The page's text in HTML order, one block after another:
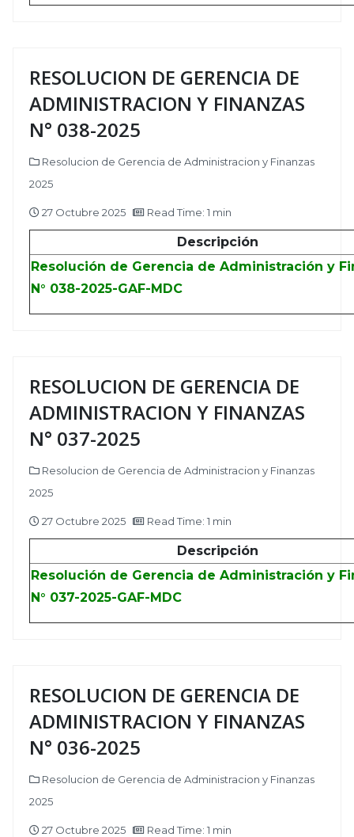
RESOLUCION DE GERENCIA DE
ADMINISTRACION Y FINANZAS
N° 038-2025
Resolucion de Gerencia de Administracion y Finanzas
2025
27 Octubre 2025 Read Time: 1 min
Descripción
Resolución de Gerencia de Administración y
N° 038-2025-GAF-MDC
RESOLUCION DE GERENCIA DE
ADMINISTRACION Y FINANZAS
N° 037-2025
Resolucion de Gerencia de Administracion y Finanzas
2025
27 Octubre 2025 Read Time: 1 min
Descripción
Resolución de Gerencia de Administración y
N° 037-2025-GAF-MDC
RESOLUCION DE GERENCIA DE
ADMINISTRACION Y FINANZAS
N° 036-2025
Resolucion de Gerencia de Administracion y Finanzas
2025
27 Octubre 2025 Read Time: 1 min